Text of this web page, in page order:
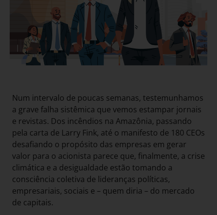
Num intervalo de poucas semanas, testemunhamos
a grave falha sistêmica que vemos estampar jornais
e revistas. Dos incêndios na Amazônia, passando
pela carta de Larry Fink, até o manifesto de 180 CEOs
desafiando o propósito das empresas em gerar
valor para o acionista parece que, finalmente, a crise
climática e a desigualdade estão tomando a
consciência coletiva de lideranças políticas,
empresariais, sociais e – quem diria – do mercado
de capitais.